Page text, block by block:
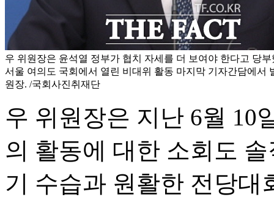
우 위원장은 윤석열 정부가 협치 자세를 더 보여야 한다고 당부
서울 여의도 국회에서 열린 비대위 활동 마지막 기자간담에서
원장. /국회사진취재단
우 위원장은 지난 6월 10
의 활동에 대한 소회도
기 수습과 원활한 전당대